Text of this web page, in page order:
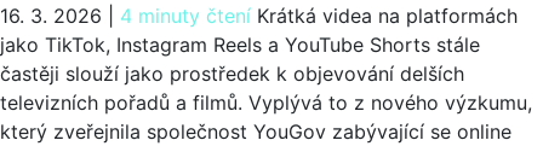
16. 3. 2026 4 minuty čtení Krátká videa na platformách
jako TikTok, Instagram Reels a YouTube Shorts stále
častěji slouží jako prostředek k objevování delších
televizních pořadů a filmů. Vyplývá to z nového výzkumu,
který zveřejnila společnost YouGov zabývající se online